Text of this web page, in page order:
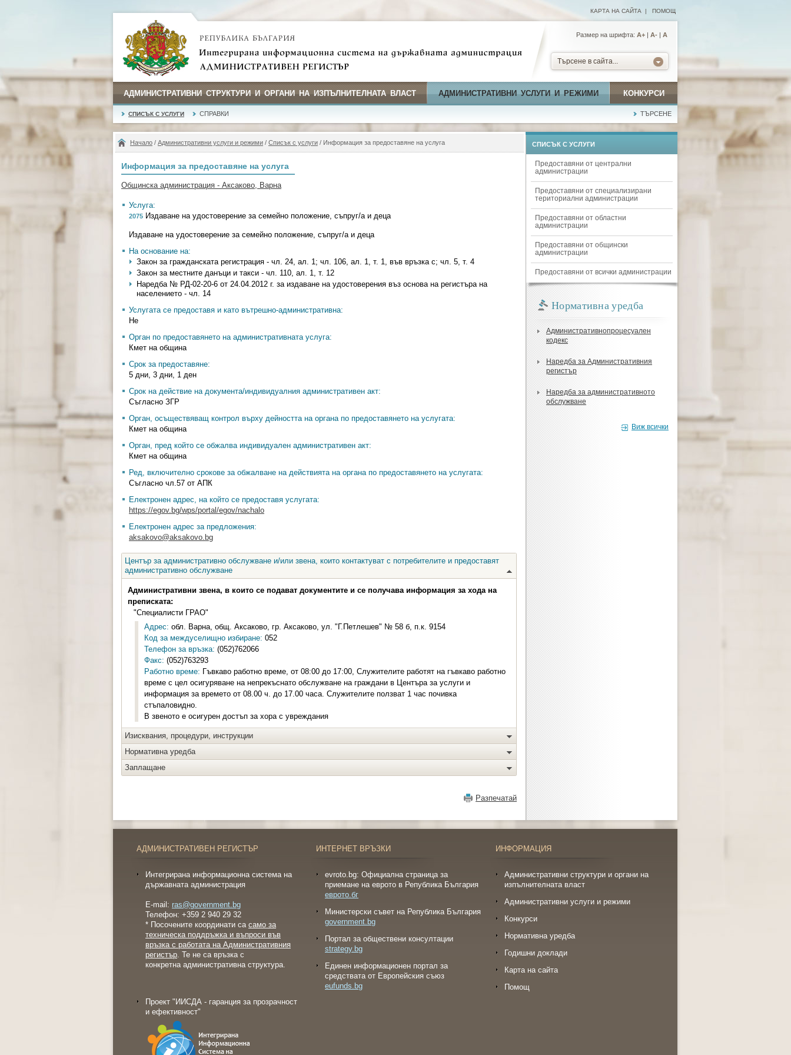
КАРТА НА САЙТА | ПОМОЩ
Размер на шрифта: А+ | A- | A
Търсене в сайта...
АДМИНИСТРАТИВНИ СТРУКТУРИ И ОРГАНИ НА ИЗПЪЛНИТЕЛНАТА ВЛАСТ АДМИНИСТРАТИВНИ УСЛУГИ И РЕЖИМИ КОНКУРСИ
СПИСЪК С УСЛУГИ СПРАВКИ ТЪРСЕНЕ
Начало / Административни услуги и режими / Списък с услуги / Информация за предоставяне на услуга
Информация за предоставяне на услуга
Общинска администрация - Аксаково, Варна
Услуга:
2075 Издаване на удостоверение за семейно положение, съпруг/а и деца
Издаване на удостоверение за семейно положение, съпруг/а и деца
На основание на:
Закон за гражданската регистрация - чл. 24, ал. 1; чл. 106, ал. 1, т. 1, във връзка с; чл. 5, т. 4
Закон за местните данъци и такси - чл. 110, ал. 1, т. 12
Наредба № РД-02-20-6 от 24.04.2012 г. за издаване на удостоверения въз основа на регистъра на
населението - чл. 14
Услугата се предоставя и като вътрешно-административна:
Не
Орган по предоставянето на административната услуга:
Кмет на община
Срок за предоставяне:
5 дни, 3 дни, 1 ден
Срок на действие на документа/индивидуалния административен акт:
Съгласно ЗГР
Орган, осъществяващ контрол върху дейността на органа по предоставянето на услугата:
Кмет на община
Орган, пред който се обжалва индивидуален административен акт:
Кмет на община
Ред, включително срокове за обжалване на действията на органа по предоставянето на услугата:
Съгласно чл.57 от АПК
Електронен адрес, на който се предоставя услугата:
https://egov.bg/wps/portal/egov/nachalo
Електронен адрес за предложения:
aksakovo@aksakovo.bg
Център за административно обслужване и/или звена, които контактуват с потребителите и предоставят
административно обслужване
Административни звена, в които се подават документите и се получава информация за хода на
преписката:
"Специалисти ГРАО"
Адрес: обл. Варна, общ. Аксаково, гр. Аксаково, ул. "Г.Петлешев" № 58 б, п.к. 9154
Код за междуселищно избиране: 052
Телефон за връзка: (052)762066
Факс: (052)763293
Работно време: Гъвкаво работно време, от 08:00 до 17:00, Служителите работят на гъвкаво работно
време с цел осигуряване на непрекъснато обслужване на граждани в Центъра за услуги и
информация за времето от 08.00 ч. до 17.00 часа. Служителите ползват 1 час почивка
стъпаловидно.
В звеното е осигурен достъп за хора с увреждания
Изисквания, процедури, инструкции
Нормативна уредба
Заплащане
Разпечатай
СПИСЪК С УСЛУГИ
Предоставяни от централни
администрации
Предоставяни от специализирани
териториални администрации
Предоставяни от областни
администрации
Предоставяни от общински
администрации
Предоставяни от всички администрации
Нормативна уредба
Административнопроцесуален
кодекс
Наредба за Административния
регистър
Наредба за административното
обслужване
Виж всички
АДМИНИСТРАТИВЕН РЕГИСТЪР
Интегрирана информационна система на
държавната администрация
E-mail: ras@government.bg
Телефон: +359 2 940 29 32
* Посочените координати са само за
техническа поддръжка и въпроси във
връзка с работата на Административния
регистър. Те не са връзка с
конкретна административна структура.
Проект "ИИСДА - гаранция за прозрачност
и ефективност"
ИНТЕРНЕТ ВРЪЗКИ
evroto.bg: Официална страница за
приемане на еврото в Република България
еврото.бг
Министерски съвет на Република България
government.bg
Портал за обществени консултации
strategy.bg
Eдинен информационен портал за
средствата от Европейския съюз
eufunds.bg
ИНФОРМАЦИЯ
Административни структури и органи на
изпълнителната власт
Административни услуги и режими
Конкурси
Нормативна уредба
Годишни доклади
Карта на сайта
Помощ